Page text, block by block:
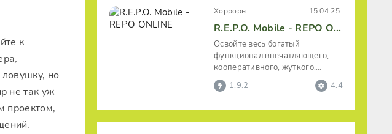
к
но
не так уж
проектом,
Хорроры 15.04.25
R.E.P.O. Mobile - REPO ONLINE
Освойте весь богатый
функционал впечатляющего,
кооперативного, жуткого,
хоррор-проекта «R.E.P.O.
Mobile»,
1.9.2 4.4